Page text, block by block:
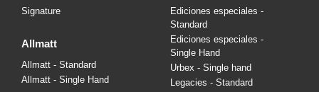
Signature
allmatt
Allmatt - Standard
Allmatt - Single Hand
Ediciones especiales -
Standard
Ediciones especiales -
Single Hand
Urbex - Single hand
Legacies - Standard